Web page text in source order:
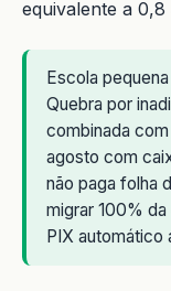
equivalente a 0,8
Escola
Quebra por
combinada
agosto com
não paga folha
migrar 100%
PIX automático